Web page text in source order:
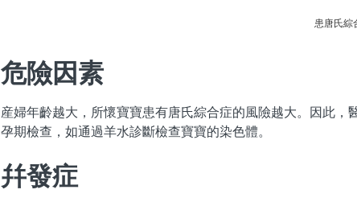
患唐氏綜
危險因素
産婦年齡越大，所懷寶寶患有唐氏綜合症的風險越大。因此，
孕期檢查，如通過羊水診斷檢查寶寶的染色體。
幷發症